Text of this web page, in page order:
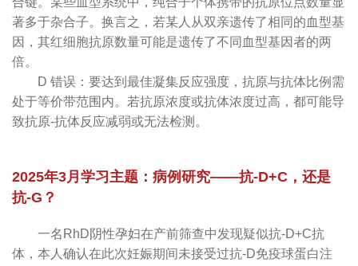
著多于杂合子。换言之，若某人从双亲遗传了相同的血型基
因，其红细胞抗原数量可能是遗传了不同血型基因者的两
倍。
D 错误：要达到最佳凝集反应强度，抗原与抗体比例需
处于等价带范围内。若抗原浓度或抗体浓度过高，都可能导
致抗原-抗体反应减弱或无法检测。
2025年3月学习主题：病例研究——抗-D+C，还是
抗-G？
一名RhD阴性孕妇在产前筛查中发现疑似抗-D+C抗
体，本人确认在此次妊娠期间未接受过抗-D免疫球蛋白注